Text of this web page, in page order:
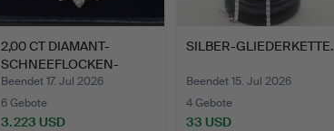
2,00 CT DIAMANT-
SCHNEEFLOCKEN-
ANHÄNGER.
Beendet 17. Jul 2026
6 Gebote
3.223 USD
SILBER-GLIEDERKETTE.
Beendet 15. Jul 2026
4 Gebote
33 USD